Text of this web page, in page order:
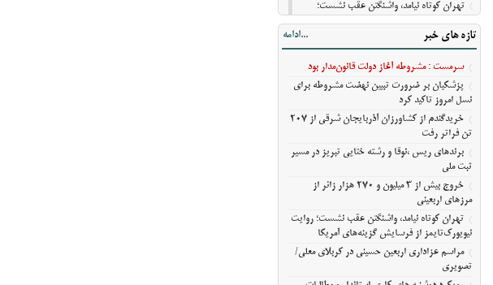
تهران کوتاه نیامد، واشنگتن عقب نشست؛
روایت نیویورک‌تایمز از فرسایش گزینه‌های
آمریکا
مراسم عزاداری اربعین حسینی در کربلای
معلی/تصویری
رویکرد دوشنبه های کاری استاندار و مطالبات
گزارش رونمایی از تاریخ اتاق تبریز
حمایت از واحدهای تولیدی در دستور کار قرار
دارد
تازه های خبر ...ادامه
سرمست : مشروطه آغاز دولت قانون‌مدار بود
پزشکیان بر ضرورت تبیین نهضت مشروطه برای
نسل امروز تاکید کرد
خریدگندم از کشاورزان آذربایجان شرقی از 207
تن فراتر رفت
برندهای ریس ،‌نوقا و رشته ختایی تبریز در مسیر
ثبت ملی
خروج بیش از ۳ میلیون و ۲۷۰ هزار زائر از
مرزهای اربعینی
تهران کوتاه نیامد، واشنگتن عقب نشست؛ روایت
نیویورک‌تایمز از فرسایش گزینه‌های آمریکا
مراسم عزاداری اربعین حسینی در کربلای معلی/
تصویری